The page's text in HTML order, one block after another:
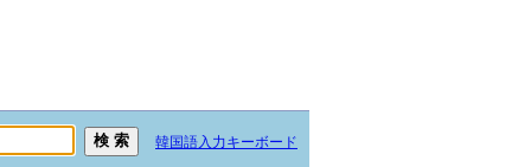
韓国語入力キーボード